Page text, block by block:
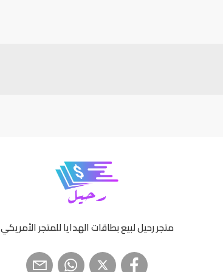
متجر رحيل لبيع بطاقات الهدايا للمتجر الأمريكي